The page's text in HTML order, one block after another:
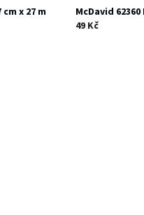
x 27 m
McDavid
49 Kč